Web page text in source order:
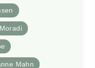
Mahn